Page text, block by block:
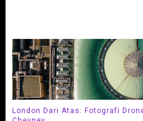
London Dari Atas: Fotografi